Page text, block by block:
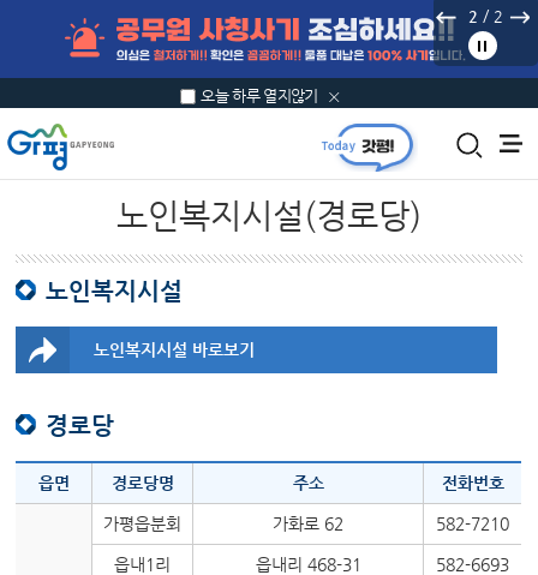
2 / 2
오늘 하루 열지않기
노인복지시설(경로당)
노인복지시설
노인복지시설 바로보기
경로당
읍면 경로당명 주소 전화번호
가평읍분회 가화로 62 582-7210
읍내1리 읍내리 468-31 582-6693